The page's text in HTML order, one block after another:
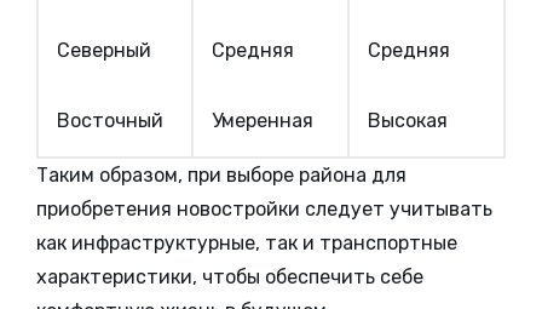
Северный Средняя Средняя
Восточный Умеренная Высокая
Таким образом, при выборе района для
приобретения новостройки следует учитывать
как инфраструктурные, так и транспортные
характеристики, чтобы обеспечить себе